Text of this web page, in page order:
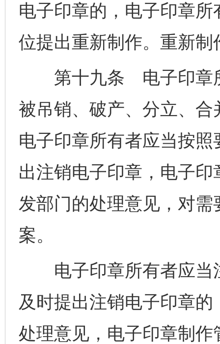
电子印章的，电子印章
位提出重新制作。重新
第十九条 电子印章所
被吊销、破产、分立、
电子印章所有者应当按
出注销电子印章，电子
发部门的处理意见，对
案。
电子印章所有者应当
及时提出注销电子印章
处理意见，电子印章制